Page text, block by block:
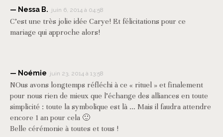
Nessa B. juin 6, 2014 à 04:58
C’est une très jolie idée Carye! Et félicitations pour ce
mariage qui approche alors!
Noémie juin 23, 2014 à 13:58
NOus avons longtemps réfléchi à ce « rituel » et finalement
pour nous rien de mieux que l’échange des alliances en toute
simplicité : toute la symbolique est là … Mais il faudra attendre
encore 1 an pour cela 🙂
Belle cérémonie à toutes et tous !